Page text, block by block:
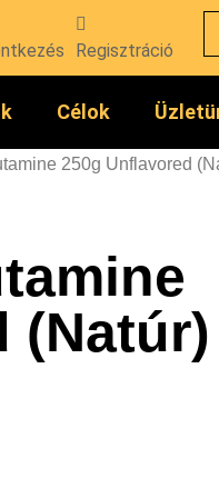
Regisztráció
Célok
250g Unflavored
(Natúr)